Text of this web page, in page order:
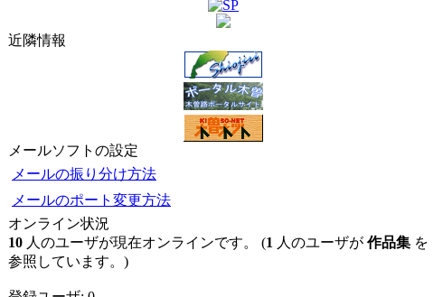
近隣情報
メールソフトの設定
メールの振り分け方法
メールのポート変更方法
オンライン状況
10 人のユーザが現在オンラインです。 (1 人のユーザが 作品集 を
参照しています。)